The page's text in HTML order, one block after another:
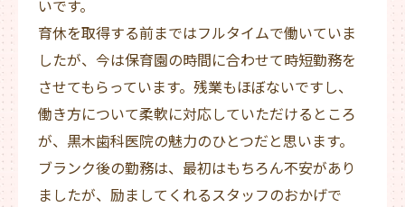
いです。
育休を取得する前まではフルタイムで働いていま
したが、今は保育園の時間に合わせて時短勤務を
させてもらっています。残業もほぼないですし、
働き方について柔軟に対応していただけるところ
が、黒木歯科医院の魅力のひとつだと思います。
ブランク後の勤務は、最初はもちろん不安があり
ましたが、励ましてくれるスタッフのおかげで